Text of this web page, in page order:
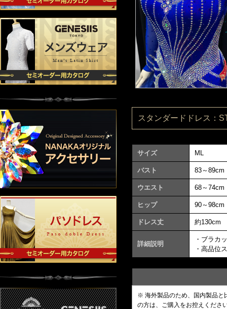
スタンダードドレス：
サイズ ML
バスト 83～89cm
ウエスト 68～74cm
ヒップ 90～98cm
ドレス丈 約130cm
詳細説明
・ブラカ
・高品位
※ 海外製品のため、国内製品と
の方は、ご購入をお控えくださ